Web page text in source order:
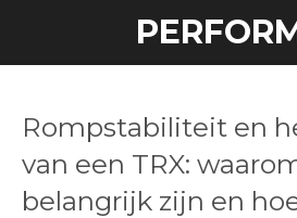
hoofdinhoud
Rompstabiliteit en
van een TRX:
belangrijk zijn en